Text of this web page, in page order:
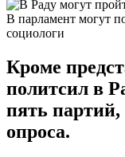
В парламент могут
социологи
Кроме
политсил в
пять партий,
опроса.